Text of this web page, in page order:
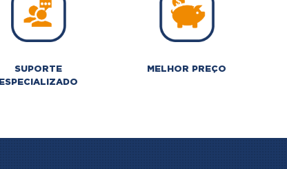
SUPORTE
ESPECIALIZADO
MELHOR PREÇO